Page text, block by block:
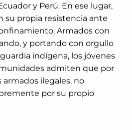
y Perú. En ese lugar,
su propia resistencia ante
Armados con
y portando con orgullo
indígena, los jóvenes
admiten que por
ilegales, no
por su propio